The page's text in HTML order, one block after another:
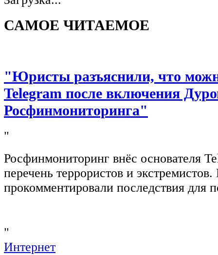
САМОЕ ЧИТАЕМОЕ
"Юристы разъяснили, что
Telegram после включения
Росфинмониторинга"
"
Росфинмониторинг внёс основателя
перечень террористов и
прокомментировали последствия для
"
Интернет